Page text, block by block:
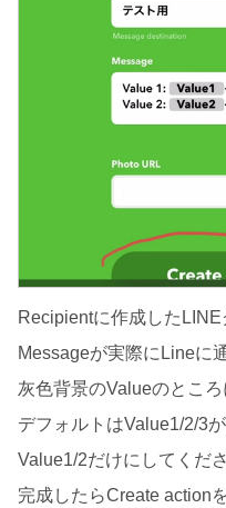
Recipientに作成したLINE
Messageが実際にLineに
灰色背景のValueのとこ
デフォルトはValue1/2/3
Value1/2だけにしてくだ
完成したらCreate action